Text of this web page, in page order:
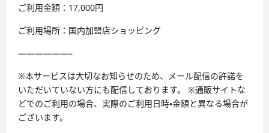
ご利用金額：17,000円
ご利用場所：国内加盟店ショッピング
——————–
※本サービスは大切なお知らせのため、メール配信の許諾を
いただいていない方にも配信しております。 ※通販サイトな
どでのご利用の場合、実際のご利用日時・金額と異なる場合が
ございます。